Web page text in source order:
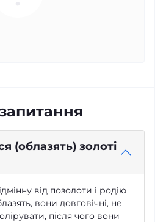
(облазять) золоті
від позолоти і родію
вони довговічні, не
після чого вони